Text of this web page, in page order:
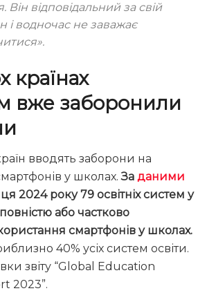
Він відповідальний за свій
і водночас не заважає
країнах
вже заборонили
вводять заборони на
у школах.За даними
2024 року 79 освітніх систем у
або частково
смартфонів у школах.
40% усіх систем освіти.
звіту “Global Education
2023”.